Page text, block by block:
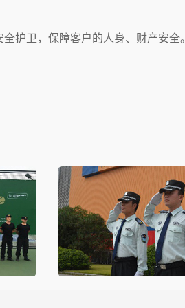
护卫，保障客户的人身、财产安全。